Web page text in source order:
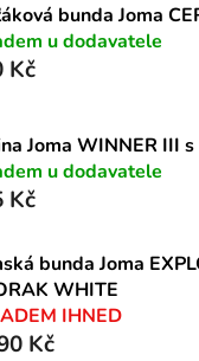
bunda Joma
u dodavatele
Kč
Joma WINNER III
u dodavatele
Kč
bunda Joma
WHITE
IHNED
Kč